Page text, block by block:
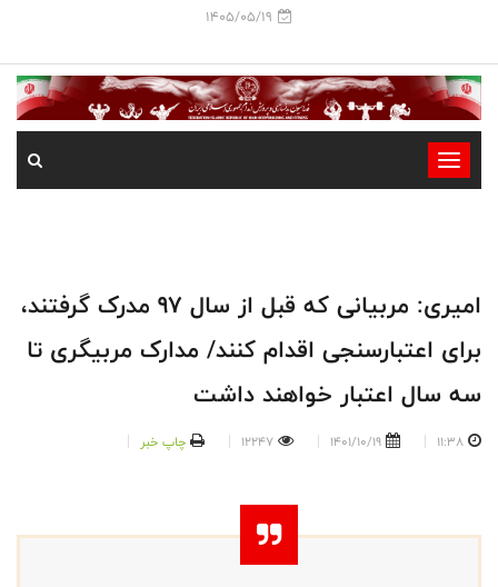
1405/05/19
-
-
-
امیری: مربیانی که قبل از سال 97 مدرک گرفتند،
برای اعتبارسنجی اقدام کنند/ مدارک مربیگری تا
سه سال اعتبار خواهند داشت
11:38
1401/10/19
12247 چاپ خبر